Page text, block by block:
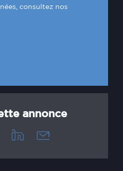
consultez nos
annonce